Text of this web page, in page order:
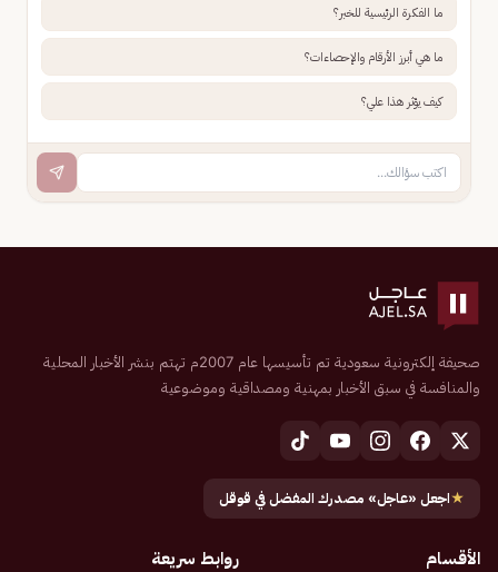
ما الفكرة الرئيسية للخبر؟
ما هي أبرز الأرقام والإحصاءات؟
كيف يؤثر هذا علي؟
صحيفة إلكترونية سعودية تم تأسيسها عام 2007م تهتم بنشر الأخبار المحلية
والمنافسة في سبق الأخبار بمهنية ومصداقية وموضوعية
★اجعل «عاجل» مصدرك المفضل في قوقل
الأقسام روابط سريعة